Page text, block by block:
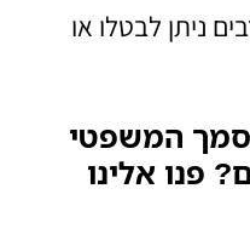
ניתן לבטלו או
המשפטי
פנו אלינו